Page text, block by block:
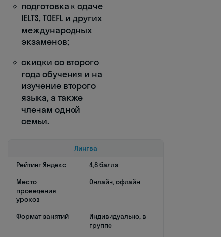
подготовка к сдаче
IELTS, TOEFL и других
международных
экзаменов;
скидки со второго
года обучения и на
изучение второго
языка, а также
членам одной
семьи.
Лингва
Рейтинг Яндекс
4,8 балла
Место
проведения
уроков
Онлайн, офлайн
Формат занятий
Индивидуально, в
группе